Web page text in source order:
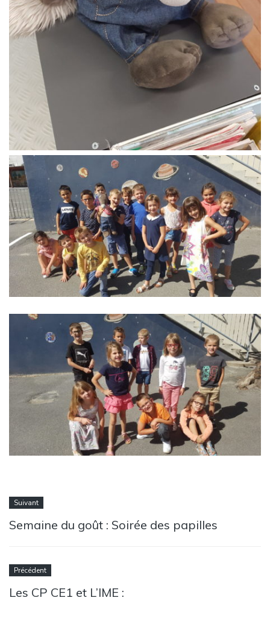
Suivant
Semaine du goût : Soirée des papilles
Précédent
Les CP CE1 et L’IME :